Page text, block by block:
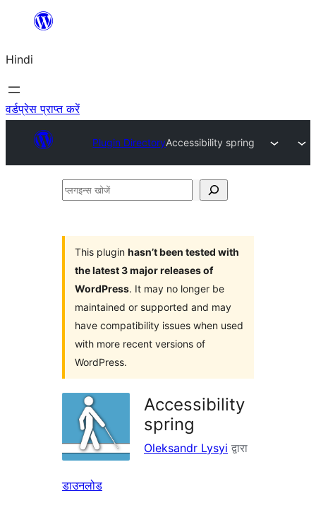
सामग्री
जाएं
Hindi
वर्डप्रेस प्राप्त करें
Plugin DirectoryAccessibility spring
प्लगइन्स
This plugin hasn’t been tested with
the latest 3 major releases of
WordPress. It may no longer be
maintained or supported and may
have compatibility issues when used
with more recent versions of
WordPress.
Accessibility
spring
Oleksandr Lysyi द्वारा
डाउनलोड